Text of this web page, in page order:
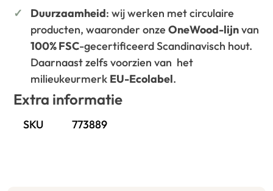
Duurzaamheid: wij werken met circulaire
producten, waaronder onzeOneWood-lijnvan
100% FSC-gecertificeerd Scandinavisch hout.
Daarnaast zelfs voorzien van het
milieukeurmerk EU-Ecolabel.
Extra informatie
SKU 773889